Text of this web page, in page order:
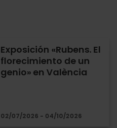
Exposición «Rubens. El
florecimiento de un
genio» en València
02/07/2026 - 04/10/2026